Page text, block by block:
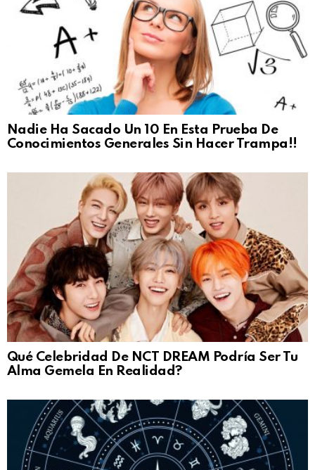
Nadie Ha Sacado Un 10 En Esta Prueba De
Conocimientos Generales Sin Hacer Trampa!!
Qué Celebridad De NCT DREAM Podría Ser Tu
Alma Gemela En Realidad?